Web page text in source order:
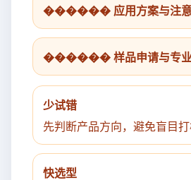
������ 应用方案与注意
������ 样品申请与专业
少试错
先判断产品方向，避免盲目打
快选型